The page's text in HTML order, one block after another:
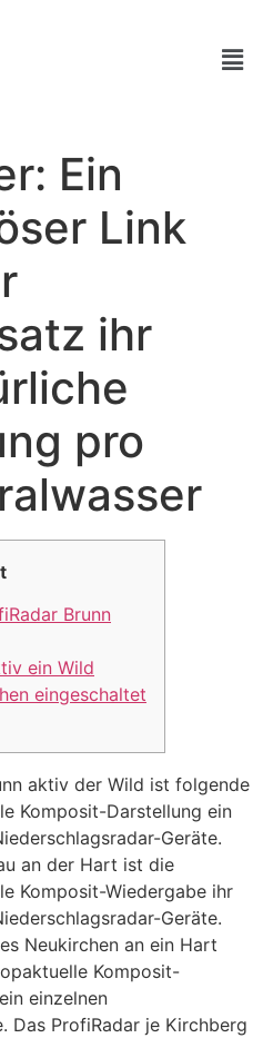
Ein
Link
ihr
pro
Brunn
ein Wild
eingeschaltet
aktiv der Wild ist folgende
Komposit-Darstellung ein
Geräte.
an der Hart ist die
Komposit-Wiedergabe ihr
Geräte.
Neukirchen an ein Hart
Komposit-
einzelnen
Das ProfiRadar je Kirchberg